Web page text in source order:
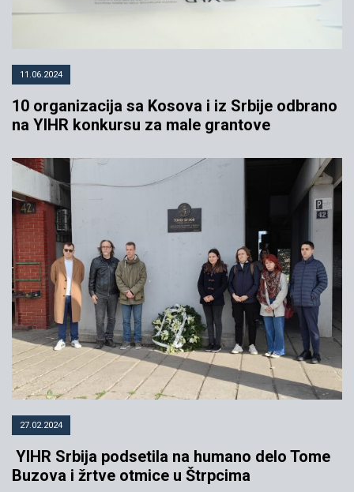
11.06.2024
10 organizacija sa Kosova i iz Srbije odbrano
na YIHR konkursu za male grantove
27.02.2024
YIHR Srbija podsetila na humano delo Tome
Buzova i žrtve otmice u Štrpcima